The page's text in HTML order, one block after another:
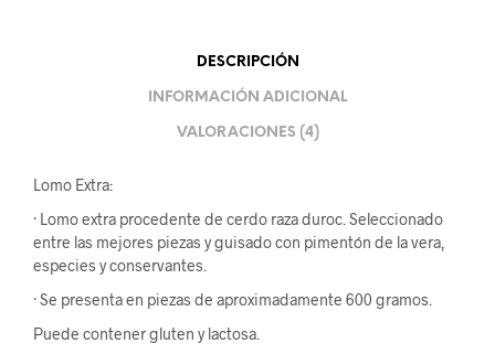
DESCRIPCIÓN
INFORMACIÓN ADICIONAL
VALORACIONES (4)
Lomo Extra:
· Lomo extra procedente de cerdo raza duroc. Seleccionado
entre las mejores piezas y guisado con pimentón de la vera,
especies y conservantes.
· Se presenta en piezas de aproximadamente 600 gramos.
Puede contener gluten y lactosa.